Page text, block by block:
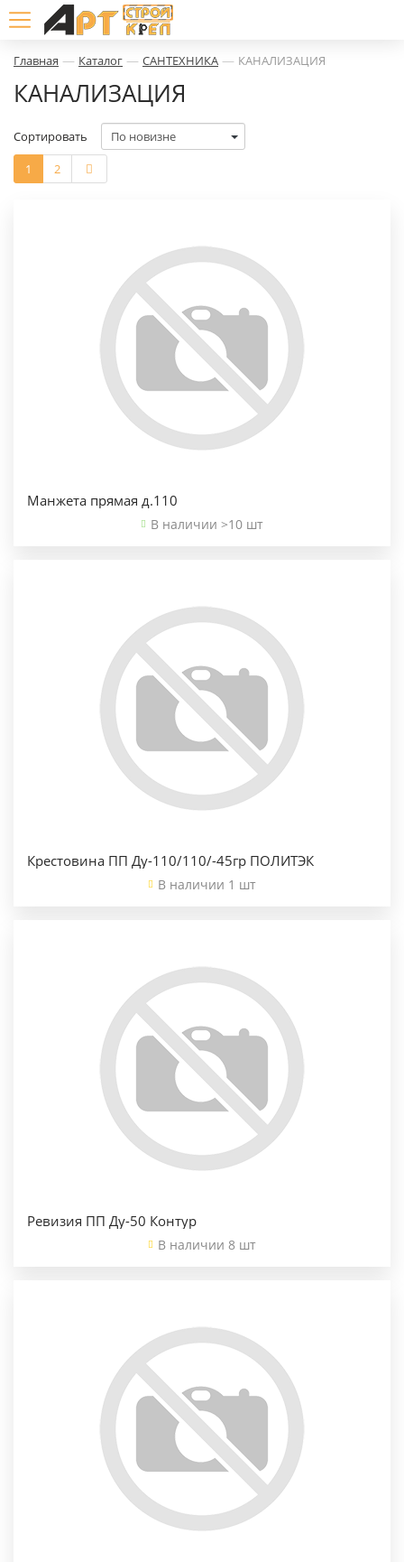
Главная — Каталог — САНТЕХНИКА — КАНАЛИЗАЦИЯ
КАНАЛИЗАЦИЯ
1 2
Сортировать
Манжета прямая д.110
В наличии >10 шт
Крестовина ПП Ду-110/110/-45гр ПОЛИТЭК
В наличии 1 шт
Ревизия ПП Ду-50 Контур
В наличии 8 шт